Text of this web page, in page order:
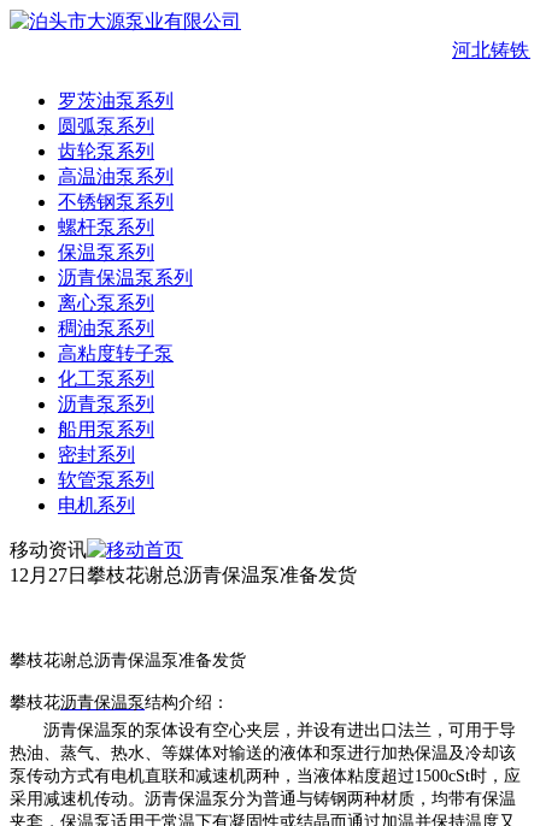
河北铸铁
罗茨油泵系列
圆弧泵系列
齿轮泵系列
高温油泵系列
不锈钢泵系列
螺杆泵系列
保温泵系列
沥青保温泵系列
离心泵系列
稠油泵系列
高粘度转子泵
化工泵系列
沥青泵系列
船用泵系列
密封系列
软管泵系列
电机系列
移动资讯
12月27日攀枝花谢总沥青保温泵准备发货
攀枝花谢总沥青保温泵准备发货
攀枝花沥青保温泵结构介绍：
沥青保温泵的泵体设有空心夹层，并设有进出口法兰，可用于导
热油、蒸气、热水、等媒体对输送的液体和泵进行加热保温及冷却该
泵传动方式有电机直联和减速机两种，当液体粘度超过1500cSt时，应
采用减速机传动。沥青保温泵分为普通与铸钢两种材质，均带有保温
夹套，保温泵适用于常温下有凝固性或结晶而通过加温并保持温度又